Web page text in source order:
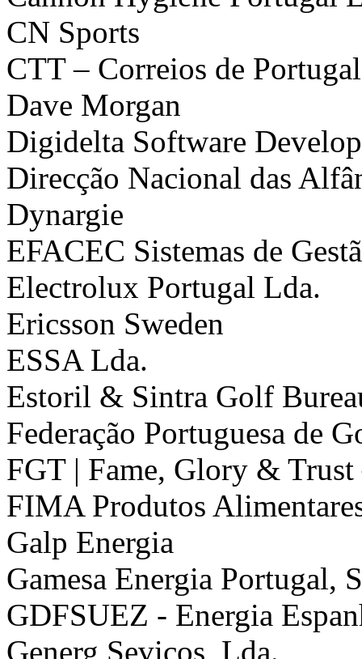
CN Sports
CTT – Correios de
Dave Morgan
Digidelta Software
Direcção Nacional das
Dynargie
EFACEC Sistemas de
Electrolux Portugal Lda.
Ericsson Sweden
ESSA Lda.
Estoril & Sintra Golf
Federação Portuguesa de
FGT | Fame, Glory & Trust
FIMA Produtos
Galp Energia
Gamesa Energia Portugal,
GDFSUEZ - Energia
Generg Seviços, Lda.